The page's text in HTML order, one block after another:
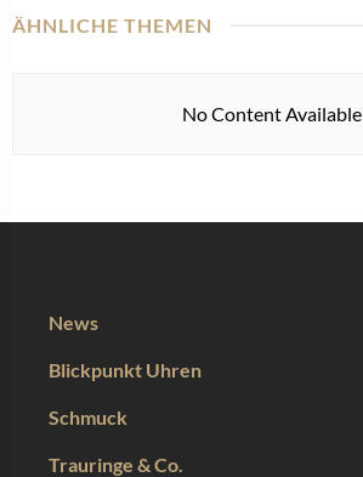
ÄHNLICHE THEMEN
No Content Available
News
Blickpunkt Uhren
Schmuck
Trauringe & Co.